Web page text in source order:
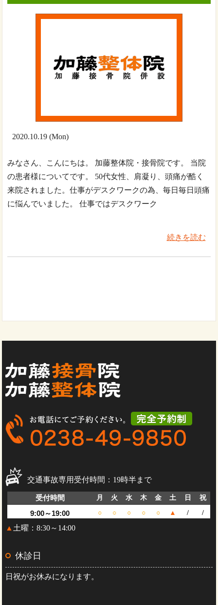
2020.10.19 (Mon)
みなさん、こんにちは。 加藤整体院・接骨院です。 当院
の患者様についてです。 50代女性、肩凝り、頭痛が酷く
来院されました。仕事がデスクワークの為、毎日毎日頭痛
に悩んでいました。 仕事ではデスクワーク
続きを読む
交通事故専用受付時間：19時半まで
受付時間 月 火 水 木 金 土 日 祝
9:00～19:00 ○ ○ ○ ○ ○ ▲ / /
▲ 土曜：8:30～14:00
休診日
日祝がお休みになります。